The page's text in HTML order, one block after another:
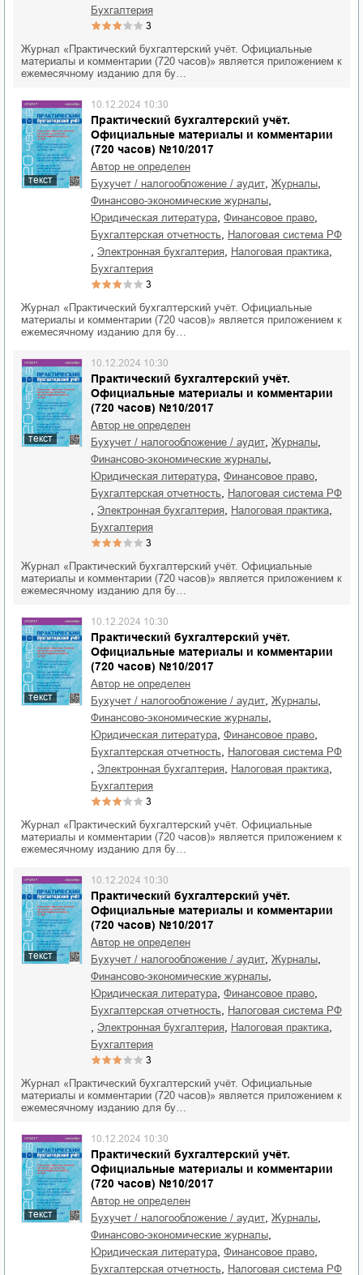
бухгалтерия
3
Журнал «Практический бухгалтерский учёт. Официальные
материалы и комментарии (720 часов)» является приложением к
ежемесячному изданию для бу…
текст
Практический бухгалтерский учёт.
Официальные материалы и комментарии
(720 часов) №10/2017
10.12.2024 10:30
Автор не определен
бухучет / налогообложение / аудит
журналы
финансово-экономические журналы
юридическая литература финансовое право
бухгалтерская отчетность налоговая система РФ
электронная бухгалтерия налоговая практика
бухгалтерия
3
Журнал «Практический бухгалтерский учёт. Официальные
материалы и комментарии (720 часов)» является приложением к
ежемесячному изданию для бу…
текст
Практический бухгалтерский учёт.
Официальные материалы и комментарии
(720 часов) №10/2017
10.12.2024 10:30
Автор не определен
бухучет / налогообложение / аудит
журналы
финансово-экономические журналы
юридическая литература финансовое право
бухгалтерская отчетность налоговая система РФ
электронная бухгалтерия налоговая практика
бухгалтерия
3
Журнал «Практический бухгалтерский учёт. Официальные
материалы и комментарии (720 часов)» является приложением к
ежемесячному изданию для бу…
текст
Практический бухгалтерский учёт.
Официальные материалы и комментарии
(720 часов) №10/2017
10.12.2024 10:30
Автор не определен
бухучет / налогообложение / аудит
журналы
финансово-экономические журналы
юридическая литература финансовое право
бухгалтерская отчетность налоговая система РФ
электронная бухгалтерия налоговая практика
бухгалтерия
3
Журнал «Практический бухгалтерский учёт. Официальные
материалы и комментарии (720 часов)» является приложением к
ежемесячному изданию для бу…
текст
Практический бухгалтерский учёт.
Официальные материалы и комментарии
(720 часов) №10/2017
10.12.2024 10:30
Автор не определен
бухучет / налогообложение / аудит
журналы
финансово-экономические журналы
юридическая литература финансовое право
бухгалтерская отчетность налоговая система РФ
электронная бухгалтерия налоговая практика
бухгалтерия
3
Журнал «Практический бухгалтерский учёт. Официальные
материалы и комментарии (720 часов)» является приложением к
ежемесячному изданию для бу…
текст
Практический бухгалтерский учёт.
Официальные материалы и комментарии
(720 часов) №10/2017
10.12.2024 10:30
Автор не определен
бухучет / налогообложение / аудит
журналы
финансово-экономические журналы
юридическая литература финансовое право
бухгалтерская отчетность налоговая система РФ